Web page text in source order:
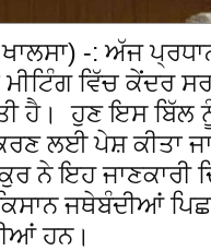
-: ਅੱਜ
ਵਿੱਚ ਕੇਂਦਰ
ਹੈ। ਹੁਣ ਇਸ ਬਿੱਲ
ਲਈ ਪੇਸ਼ ਕੀਤਾ
ਨੇ ਇਹ ਜਾਣਕਾਰੀ
ਜਥੇਬੰਦੀਆਂ
ਹਨ।